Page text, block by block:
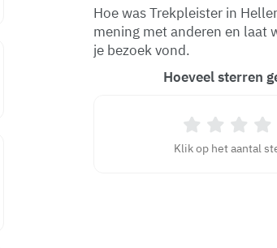
Hoe was Trekpleister in
mening met anderen en laat
je bezoek vond.
Hoeveel sterren
Klik op het aantal